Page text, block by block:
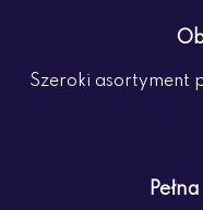
Szeroki asortyment